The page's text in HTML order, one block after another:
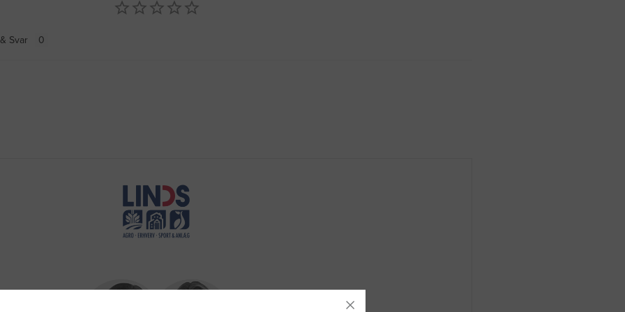
Svar